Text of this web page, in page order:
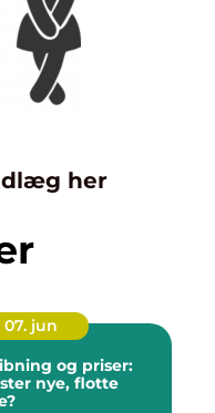
her
07. jun
og priser:
nye, flotte